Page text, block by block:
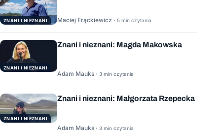
ZNANI I NIEZNANI Maciej Frąckiewicz · 5 min czytania
ZNANI I NIEZNANI
Znani i nieznani: Magda Makowska
Adam Mauks · 3 min czytania
ZNANI I NIEZNANI
Znani i nieznani: Małgorzata Rzepecka
Adam Mauks · 3 min czytania